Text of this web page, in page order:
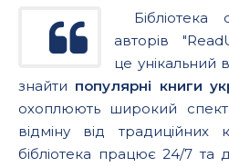
Бібліотека
авторів
це унікальний
знайти популярні книги
охоплюють широкий
відміну від традиційних
бібліотека працює 24/7 та